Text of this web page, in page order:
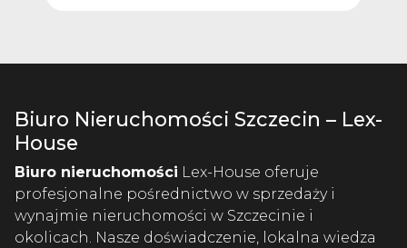
Biuro Nieruchomości Szczecin – Lex-
House
Biuro nieruchomości Lex-House oferuje
profesjonalne pośrednictwo w sprzedaży i
wynajmie nieruchomości w Szczecinie i
okolicach. Nasze doświadczenie, lokalna wiedza